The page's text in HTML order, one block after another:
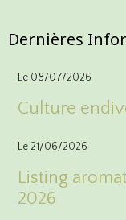
Dernières
Le 08/07/2026
Culture
Le 21/06/2026
Listing
2026